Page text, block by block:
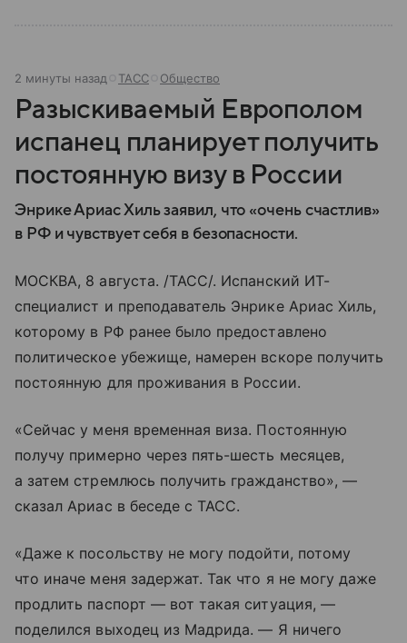
2 минуты назад ТАСС Общество
Разыскиваемый Европолом
испанец планирует получить
постоянную визу в России
Энрике Ариас Хиль заявил, что «очень счастлив»
в РФ и чувствует себя в безопасности.
МОСКВА, 8 августа. /ТАСС/. Испанский ИТ-
специалист и преподаватель Энрике Ариас Хиль,
которому в РФ ранее было предоставлено
политическое убежище, намерен вскоре получить
постоянную для проживания в России.
«Сейчас у меня временная виза. Постоянную
получу примерно через пять-шесть месяцев,
а затем стремлюсь получить гражданство», —
сказал Ариас в беседе с ТАСС.
«Даже к посольству не могу подойти, потому
что иначе меня задержат. Так что я не могу даже
продлить паспорт — вот такая ситуация, —
поделился выходец из Мадрида. — Я ничего